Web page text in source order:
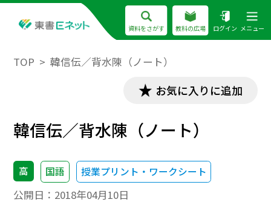
資料をさがす 教科の広場 ログイン メニュー
TOP 韓信伝／背水陳（ノート）
お気に入りに追加
韓信伝／背水陳（ノート）
高 国語 授業プリント・ワークシート
公開日： 2018年04月10日